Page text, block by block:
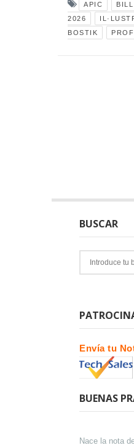
APIC
2026
BOSTIK
BUSCAR
Envía tu
BUENAS
Nace la nota